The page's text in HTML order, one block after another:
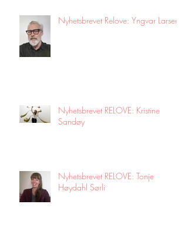
Nyhetsbrevet Relove: Yngvar Larsen!
Nyhetsbrevet RELOVE: Kristine
Sandøy
Nyhetsbrevet RELOVE: Tonje
Høydahl Sørli